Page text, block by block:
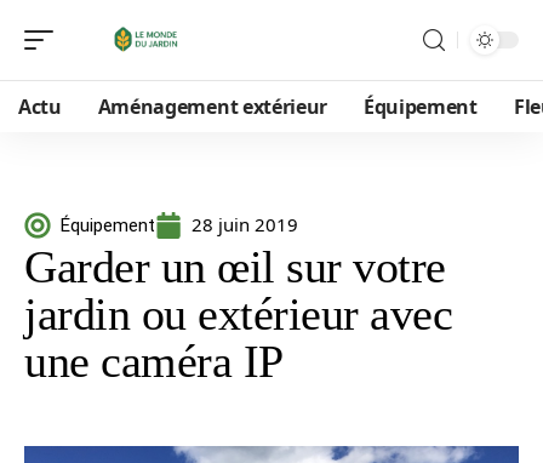
Actu Aménagement extérieur Équipement
Équipement 28 juin 2019
Garder un œil sur votre
jardin ou extérieur avec
une caméra IP